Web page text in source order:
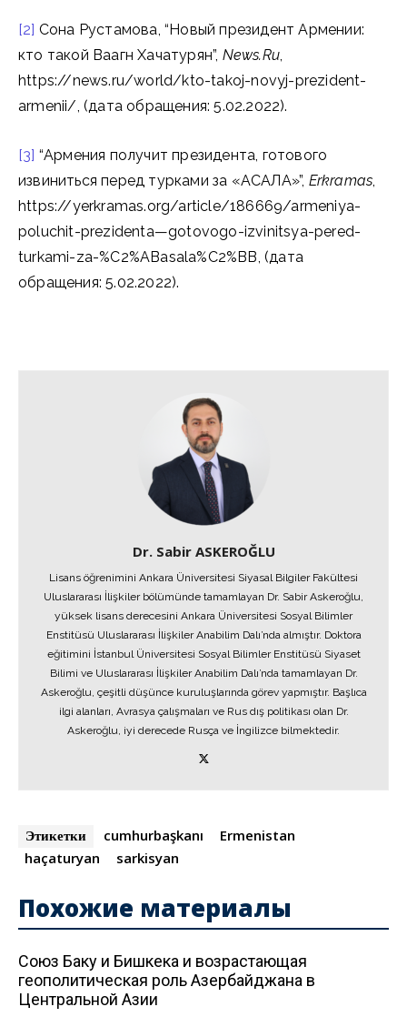
[2] Сона Рустамова, “Новый президент Армении:
кто такой Ваагн Хачатурян”, News.Ru,
https://news.ru/world/kto-takoj-novyj-prezident-
armenii/, (дата обращения: 5.02.2022).
[3] “Армения получит президента, готового
извиниться перед турками за «АСАЛА»”, Erkramas,
https://yerkramas.org/article/186669/armeniya-
poluchit-prezidenta—gotovogo-izvinitsya-pered-
turkami-za-%C2%ABasala%C2%BB, (дата
обращения: 5.02.2022).
Dr. Sabir ASKEROĞLU
Lisans öğrenimini Ankara Üniversitesi Siyasal Bilgiler Fakültesi
Uluslararası İlişkiler bölümünde tamamlayan Dr. Sabir Askeroğlu,
yüksek lisans derecesini Ankara Üniversitesi Sosyal Bilimler
Enstitüsü Uluslararası İlişkiler Anabilim Dalı’nda almıştır. Doktora
eğitimini İstanbul Üniversitesi Sosyal Bilimler Enstitüsü Siyaset
Bilimi ve Uluslararası İlişkiler Anabilim Dalı’nda tamamlayan Dr.
Askeroğlu, çeşitli düşünce kuruluşlarında görev yapmıştır. Başlıca
ilgi alanları, Avrasya çalışmaları ve Rus dış politikası olan Dr.
Askeroğlu, iyi derecede Rusça ve İngilizce bilmektedir.
Этикетки cumhurbaşkanı
Ermenistan
haçaturyan
sarkisyan
Похожие материалы
Союз Баку и Бишкека и возрастающая
геополитическая роль Азербайджана в
Центральной Азии